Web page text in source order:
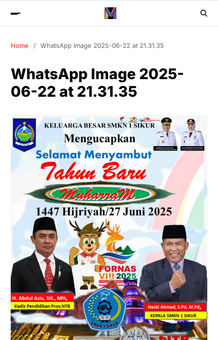
Home WhatsApp Image 2025-06-22 at 21.31.35
WhatsApp Image 2025-
06-22 at 21.31.35